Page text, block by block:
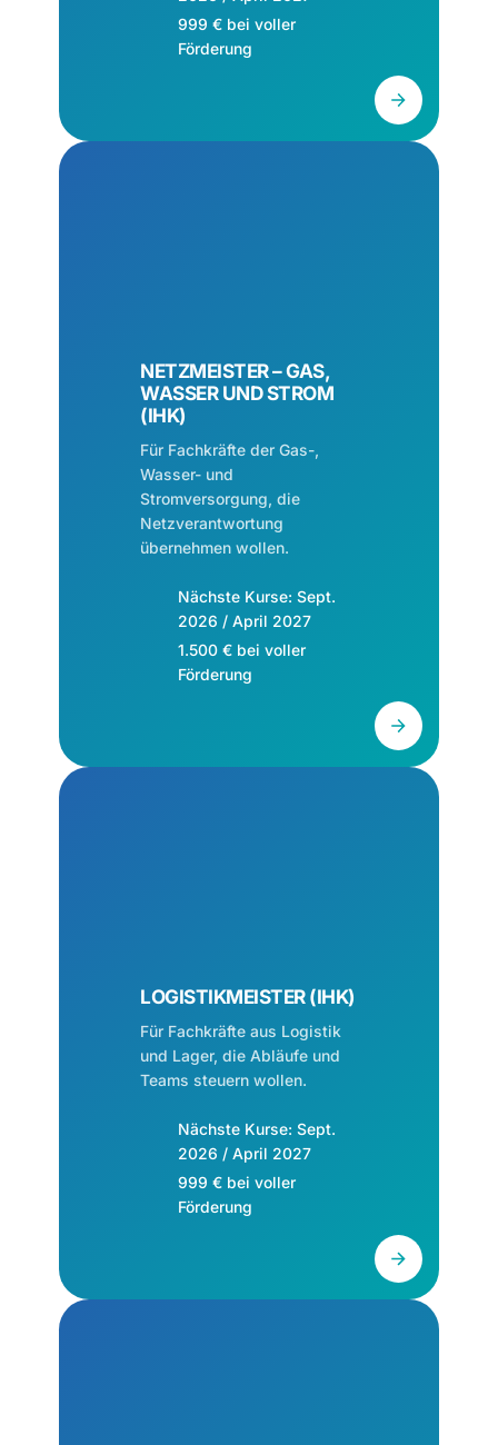
999 € bei voller
Förderung
NETZMEISTER – GAS,
WASSER UND STROM
(IHK)
Für Fachkräfte der Gas-,
Wasser- und
Stromversorgung, die
Netzverantwortung
übernehmen wollen.
Nächste Kurse: Sept.
2026 / April 2027
1.500 € bei voller
Förderung
LOGISTIKMEISTER (IHK)
Für Fachkräfte aus Logistik
und Lager, die Abläufe und
Teams steuern wollen.
Nächste Kurse: Sept.
2026 / April 2027
999 € bei voller
Förderung